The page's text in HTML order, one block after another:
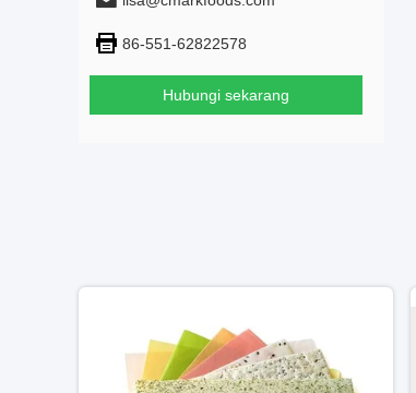
86-551-62822578
Hubungi sekarang